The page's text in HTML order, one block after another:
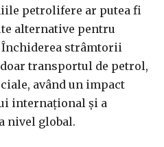
petrolifere ar putea fi
alternative pentru
strâmtorii
transportul de petrol,
având un impact
internațional și a
nivel global.